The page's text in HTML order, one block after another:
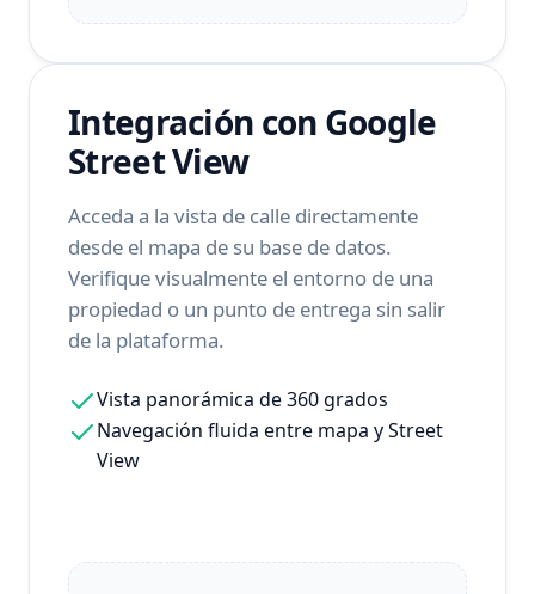
Integración con Google
Street View
Acceda a la vista de calle directamente
desde el mapa de su base de datos.
Verifique visualmente el entorno de una
propiedad o un punto de entrega sin salir
de la plataforma.
Vista panorámica de 360 grados
Navegación fluida entre mapa y Street
View